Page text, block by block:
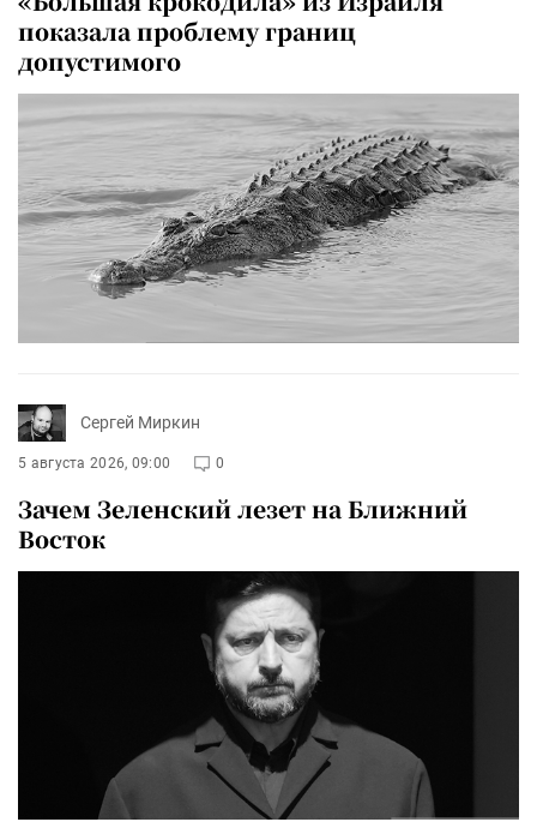
показала проблему границ
допустимого
Сергей Миркин
5 августа 2026, 09:00 0
Зачем Зеленский лезет на Ближний
Восток